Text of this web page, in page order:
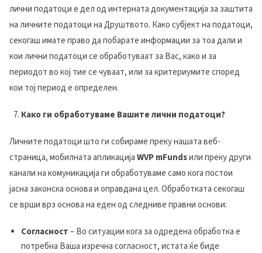
лични податоци е дел од интерната документација за заштита
на личните податоци на Друштвото. Како субјект на податоци,
секогаш имате право да побарате информации за тоа дали и
кои лични податоци се обработуваат за Вас, како и за
периодот во кој тие се чуваат, или за критериумите според
кои тој период е определен.
Како ги обработуваме Вашите лични податоци?
Личните податоци што ги собираме преку нашата веб-
страница, мобилната апликацијаWVP mFundsили преку други
канали на комуникација ги обработуваме само кога постои
јасна законска основа и оправдана цел. Обработката секогаш
се врши врз основа на еден од следниве правни основи:
Согласност– Во ситуации кога за одредена обработка е
потребна Ваша изречна согласност, истата ќе биде